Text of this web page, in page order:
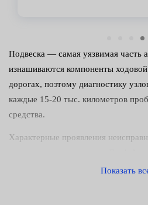
Подвеска — самая уязвимая часть
изнашиваются компоненты
дорогах, поэтому диагностику
каждые 15-20 тыс. километров
средства.
Характерные проявления
автомобиль тянет в сторону
Показать